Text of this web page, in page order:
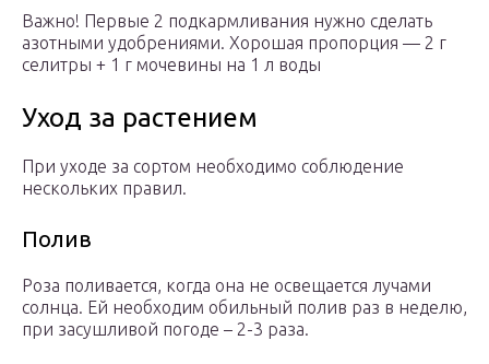
Важно! Первые 2 подкармливания нужно сделать
азотными удобрениями. Хорошая пропорция — 2 г
селитры + 1 г мочевины на 1 л воды
Уход за растением
При уходе за сортом необходимо соблюдение
нескольких правил.
Полив
Роза поливается, когда она не освещается лучами
солнца. Ей необходим обильный полив раз в неделю,
при засушливой погоде – 2-3 раза.